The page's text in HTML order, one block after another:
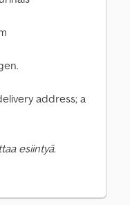
address; a
esiintyä.